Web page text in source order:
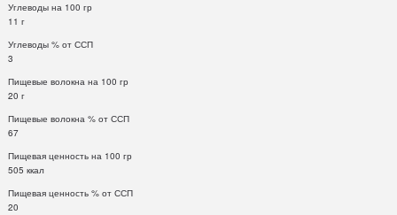
Углеводы на 100 гр
11 г
Углеводы % от ССП
3
Пищевые волокна на 100 гр
20 г
Пищевые волокна % от ССП
67
Пищевая ценность на 100 гр
505 ккал
Пищевая ценность % от ССП
20